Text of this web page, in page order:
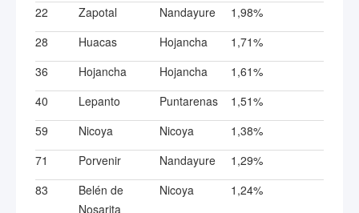
22
Zapotal Nandayure
1,98%
28
Huacas Hojancha
1,71%
36
Hojancha Hojancha
1,61%
40
Lepanto Puntarenas
1,51%
59
Nicoya Nicoya
1,38%
71
Porvenir Nandayure
1,29%
83
Belén de
Nosarita
Nicoya 1,24%